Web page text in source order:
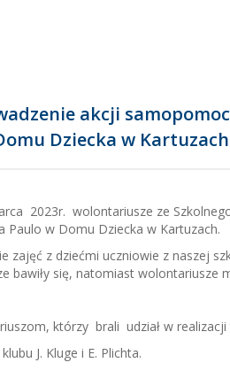
akcji
Dziecka w Kartuzach
2023r. wolontariusze ze
Paulo w Domu Dziecka w Kartuzach.
z dziećmi uczniowie z naszej
bawiły się, natomiast wolontariusze
którzy brali udział w realizacji
J. Kluge i E. Plichta.